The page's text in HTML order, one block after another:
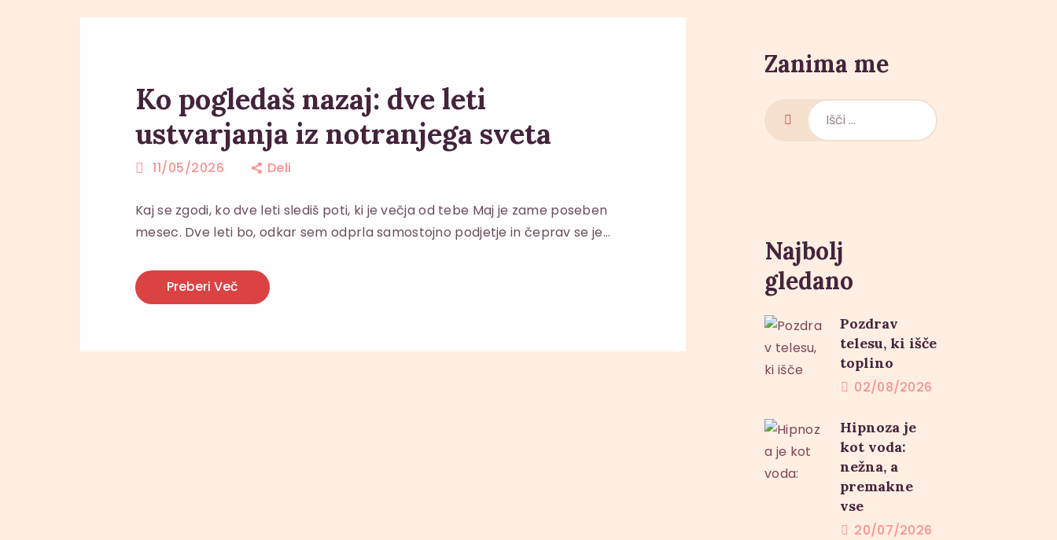
Ko pogledaš nazaj: dve leti
ustvarjanja iz notranjega sveta
11/05/2026 Deli
Kaj se zgodi, ko dve leti slediš poti, ki je večja od tebe Maj je zame poseben
mesec. Dve leti bo, odkar sem odprla samostojno podjetje in čeprav se je…
Preberi Več
Zanima me
Išči:
Najbolj
gledano
Pozdrav
telesu, ki išče
toplino
02/08/2026
Hipnoza je
kot voda:
nežna, a
premakne
vse
20/07/2026